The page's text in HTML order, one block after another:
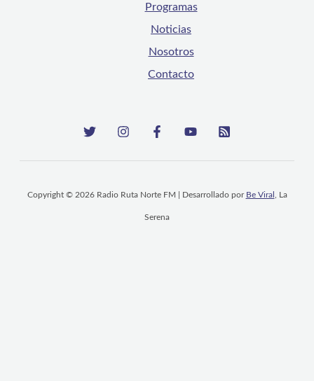
Programas
Noticias
Nosotros
Contacto
Copyright © 2026 Radio Ruta Norte FM | Desarrollado por Be Viral , La
Serena